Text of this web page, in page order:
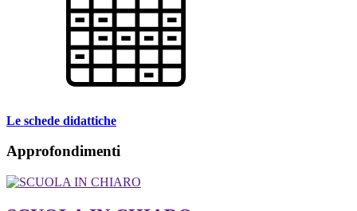
Le schede didattiche
Approfondimenti